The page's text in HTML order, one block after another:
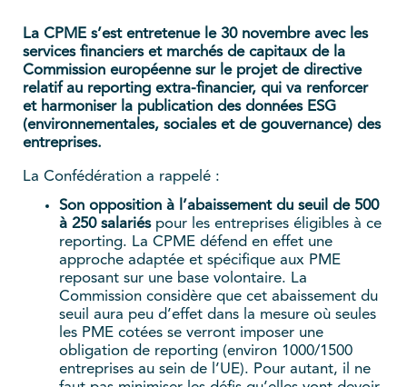
La CPME s’est entretenue le 30 novembre avec les
services financiers et marchés de capitaux de la
Commission européenne sur le projet de directive
relatif au reporting extra-financier, qui va renforcer
et harmoniser la publication des données ESG
(environnementales, sociales et de gouvernance) des
entreprises.
La Confédération a rappelé :
Son opposition à l’abaissement du seuil de 500
à 250 salariéspour les entreprises éligibles à ce
reporting. La CPME défend en effet une
approche adaptée et spécifique aux PME
reposant sur une base volontaire. La
Commission considère que cet abaissement du
seuil aura peu d’effet dans la mesure où seules
les PME cotées se verront imposer une
obligation de reporting (environ 1000/1500
entreprises au sein de l’UE). Pour autant, il ne